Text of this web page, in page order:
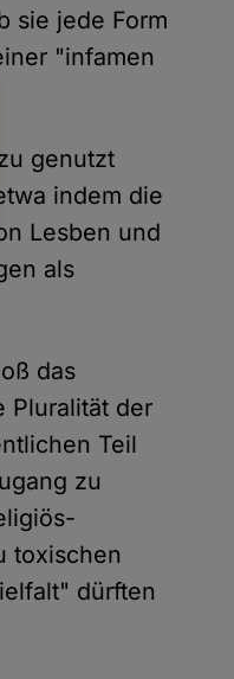
sie jede Form
"infamen
genutzt
indem die
Lesben und
als
das
Pluralität der
Teil
zu
toxischen
dürften